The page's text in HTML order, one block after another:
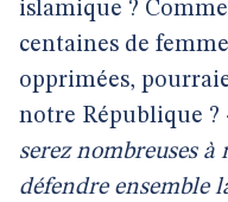
islamique ?
centaines de
opprimées,
notre République ?
serez nombreuses
défendre ensemble